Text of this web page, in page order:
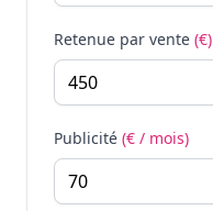
Retenue par vente (€)
Publicité (€ / mois)